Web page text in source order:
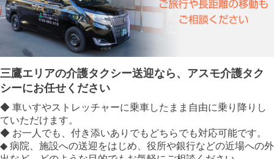
三鷹エリアの介護タクシー送迎なら、アスモ介護タク
シーにお任せください
◆ 車いすやストレッチャーに乗車したまま自由に乗り降りし
ていただけます。
◆ お一人でも、付き添いありでもどちらでも対応可能です。
◆ 病院、施設への送迎をはじめ、役所や銀行などの近場への外